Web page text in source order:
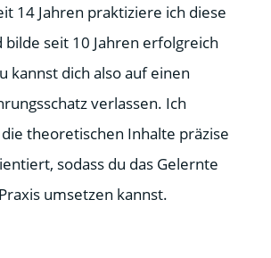
14 Jahren praktiziere ich diese
bilde seit 10 Jahren erfolgreich
kannst dich also auf einen
verlassen. Ich
theoretischen Inhalte präzise
sodass du das Gelernte
umsetzen kannst.